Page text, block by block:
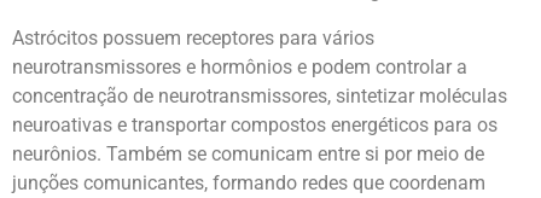
Astrócitos possuem receptores para vários
neurotransmissores e hormônios e podem controlar a
concentração de neurotransmissores, sintetizar moléculas
neuroativas e transportar compostos energéticos para os
neurônios. Também se comunicam entre si por meio de
junções comunicantes, formando redes que coordenam